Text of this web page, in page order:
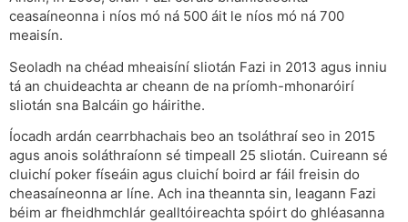
ceasaíneonna i níos mó ná 500 áit le níos mó ná 700
meaisín.
Seoladh na chéad mheaisíní sliotán Fazi in 2013 agus inniu
tá an chuideachta ar cheann de na príomh-mhonaróirí
sliotán sna Balcáin go háirithe.
Íocadh ardán cearrbhachais beo an tsoláthraí seo in 2015
agus anois soláthraíonn sé timpeall 25 sliotán. Cuireann sé
cluichí poker físeáin agus cluichí boird ar fáil freisin do
cheasaíneonna ar líne. Ach ina theannta sin, leagann Fazi
béim ar fheidhmchlár gealltóireachta spóirt do ghléasanna